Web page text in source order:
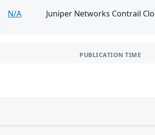
N/A Juniper Networks Contrail
PUBLICATION TIME